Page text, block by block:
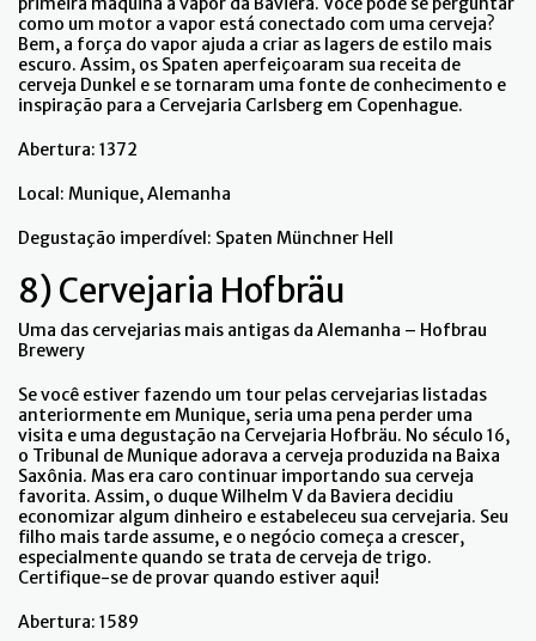
como um motor a vapor está conectado com uma cerveja?
Bem, a força do vapor ajuda a criar as lagers de estilo mais
escuro. Assim, os Spaten aperfeiçoaram sua receita de
cerveja Dunkel e se tornaram uma fonte de conhecimento e
inspiração para a Cervejaria Carlsberg em Copenhague.
Abertura: 1372
Local: Munique, Alemanha
Degustação imperdível: Spaten Münchner Hell
8) Cervejaria Hofbräu
Uma das cervejarias mais antigas da Alemanha – Hofbrau
Brewery
Se você estiver fazendo um tour pelas cervejarias listadas
anteriormente em Munique, seria uma pena perder uma
visita e uma degustação na Cervejaria Hofbräu. No século 16,
o Tribunal de Munique adorava a cerveja produzida na Baixa
Saxônia. Mas era caro continuar importando sua cerveja
favorita. Assim, o duque Wilhelm V da Baviera decidiu
economizar algum dinheiro e estabeleceu sua cervejaria. Seu
filho mais tarde assume, e o negócio começa a crescer,
especialmente quando se trata de cerveja de trigo.
Certifique-se de provar quando estiver aqui!
Abertura: 1589